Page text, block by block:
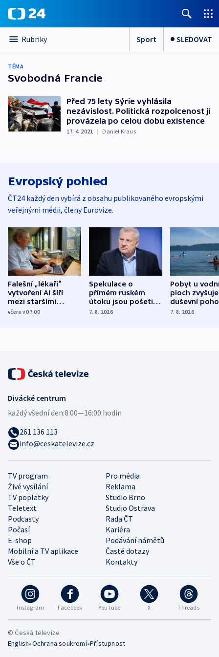
Rubriky Sport SLEDOVAT
TÉMA
Svobodná Francie
Před 75 lety Sýrie vyhlásila
nezávislost. Politická rozpolcenost ji
provázela po celou dobu existence
17. 4. 2021 | Daniel Kraus
Evropský pohled
ČT24 každý den vybírá z obsahu publikovaného evropskými
veřejnými médii, členy Eurovize.
Falešní „lékaři“
vytvoření AI šíří
mezi staršími
Poláky nebezpečné
včera v 07:00
Spekulace o
přímém ruském
útoku jsou pošetilé,
míní estonský
7. 8. 2026
Pobyt u
ploch zvyšuje
duševní
ukázala
7. 8. 2026
Instagram Facebook YouTube X Threads
TV program
Pro média
Živé vysílání
Reklama
TV poplatky
Studio Brno
Teletext
Studio Ostrava
Podcasty
Rada ČT
Počasí
Kariéra
E-shop
Podávání námětů
Mobilní a TV aplikace
Časté dotazy
Vše o ČT
Kontakty
Divácké centrum
každý všední den:8:00—16:00 hodin
261 136 113
info@ceskatelevize.cz
© Česká televize
English•Ochrana soukromí•Přístupnost